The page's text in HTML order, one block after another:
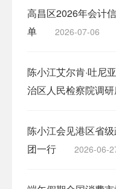
高昌区2026年会计
单
2026-07-06
陈小江艾尔肯·吐尼
治区人民检察院调
陈小江会见港区省
团一行
2026-06-